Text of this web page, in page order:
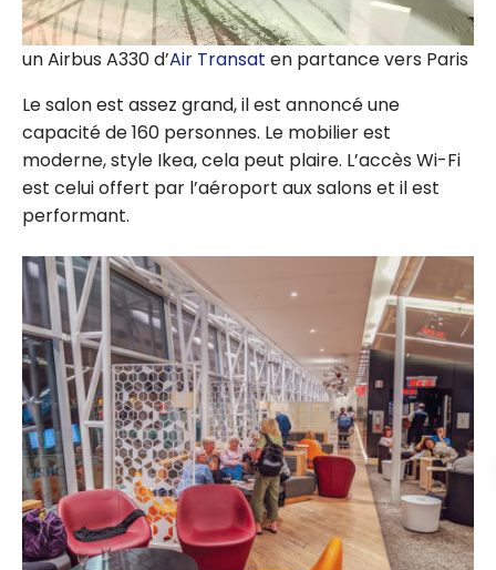
un Airbus A330 d’Air Transat en partance vers Paris
Le salon est assez grand, il est annoncé une
capacité de 160 personnes. Le mobilier est
moderne, style Ikea, cela peut plaire. L’accès Wi-Fi
est celui offert par l’aéroport aux salons et il est
performant.